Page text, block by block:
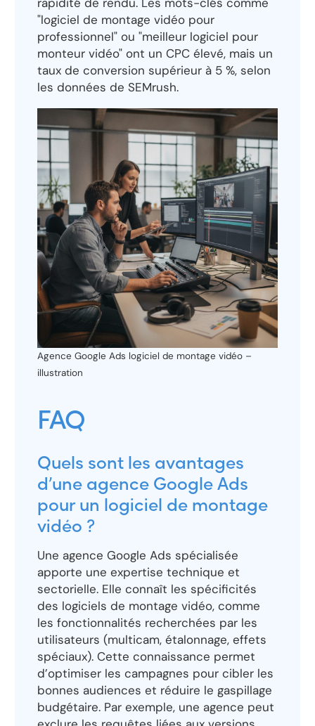
"logiciel de montage vidéo pour
professionnel" ou "meilleur logiciel pour
monteur vidéo" ont un CPC élevé, mais un
taux de conversion supérieur à 5 %, selon
les données de SEMrush.
Agence Google Ads logiciel de montage vidéo –
illustration
FAQ
Quels sont les avantages
d’une agence Google Ads
pour un logiciel de montage
vidéo ?
Une agence Google Ads spécialisée
apporte une expertise technique et
sectorielle. Elle connaît les spécificités
des logiciels de montage vidéo, comme
les fonctionnalités recherchées par les
utilisateurs (multicam, étalonnage, effets
spéciaux). Cette connaissance permet
d’optimiser les campagnes pour cibler les
bonnes audiences et réduire le gaspillage
budgétaire. Par exemple, une agence peut